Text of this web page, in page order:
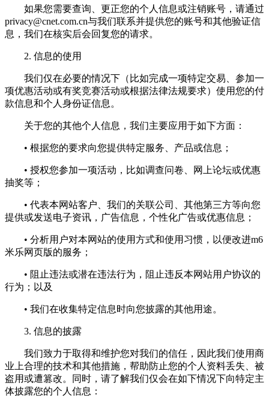
如果您需要查询、更正您的个人信息或注销账号，请通过
privacy@cnet.com.cn与我们联系并提供您的账号和其他验证信
息，我们在核实后会回复您的请求。
2. 信息的使用
我们仅在必要的情况下（比如完成一项特定交易、参加一
项优惠活动或有奖竞赛活动或根据法律法规要求）使用您的付
款信息和个人身份证信息。
关于您的其他个人信息，我们主要应用于如下方面：
• 根据您的要求向您提供特定服务、产品或信息；
• 授权您参加一项活动，比如调查问卷、网上论坛或优惠
抽奖等；
• 代表本网站客户、我们的关联公司、其他第三方等向您
提供或发送电子资讯，广告信息，个性化广告或优惠信息；
• 分析用户对本网站的使用方式和使用习惯，以便改进m6
米乐网页版的服务；
• 阻止违法或潜在违法行为，阻止违反本网站用户协议的
行为；以及
• 我们在收集特定信息时向您披露的其他用途。
3. 信息的披露
我们致力于取得和维护您对我们的信任，因此我们使用商
业上合理的技术和其他措施，帮助防止您的个人资料丢失、被
盗用或遭篡改。同时，请了解我们仅会在如下情况下向特定主
体披露您的个人信息：